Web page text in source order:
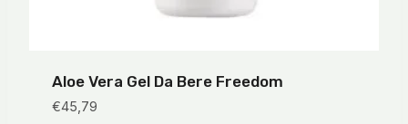
Aloe Vera Gel Da Bere Freedom
€45,79